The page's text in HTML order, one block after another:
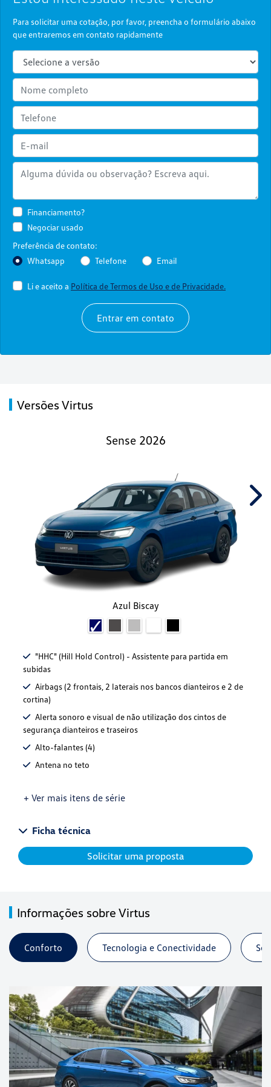
Para solicitar uma cotação, por favor, preencha o formulário abaixo
que entraremos em contato rapidamente
Financiamento?
Negociar usado
Preferência de contato:
Whatsapp
Telefone Email
Li e aceito a Política de Termos de Uso e de Privacidade.
Entrar em contato
Versões Virtus
Sense 2026
Azul Biscay
"HHC" (Hill Hold Control) - Assistente para partida em
subidas
Airbags (2 frontais, 2 laterais nos bancos dianteiros e 2 de
cortina)
Alerta sonoro e visual de não utilização dos cintos de
segurança dianteiros e traseiros
Alto-falantes (4)
Antena no teto
+ Ver mais itens de série
Ficha técnica
Solicitar uma proposta
Informações sobre Virtus
Conforto Tecnologia e Conectividade